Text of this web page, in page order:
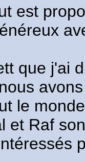
est
que j'ai
le
et Raf